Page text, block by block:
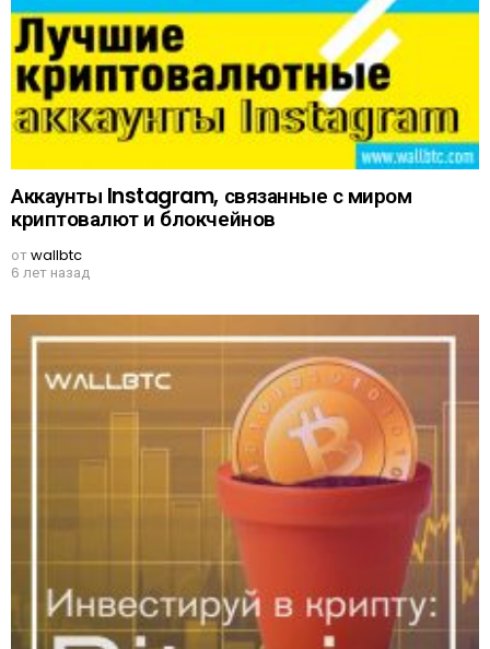
Аккаунты Instagram, связанные с миром
криптовалют и блокчейнов
отwallbtc
6 лет назад